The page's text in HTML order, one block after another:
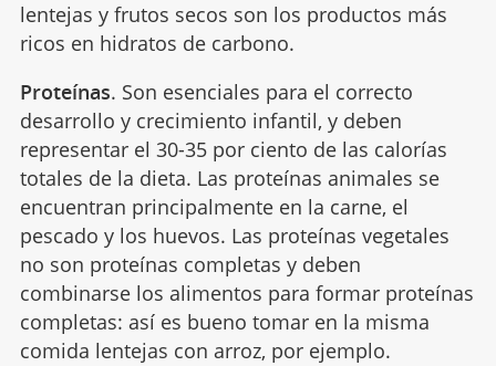
lentejas y frutos secos son los productos más
ricos en hidratos de carbono.
Proteínas. Son esenciales para el correcto
desarrollo y crecimiento infantil, y deben
representar el 30-35 por ciento de las calorías
totales de la dieta. Las proteínas animales se
encuentran principalmente en la carne, el
pescado y los huevos. Las proteínas vegetales
no son proteínas completas y deben
combinarse los alimentos para formar proteínas
completas: así es bueno tomar en la misma
comida lentejas con arroz, por ejemplo.